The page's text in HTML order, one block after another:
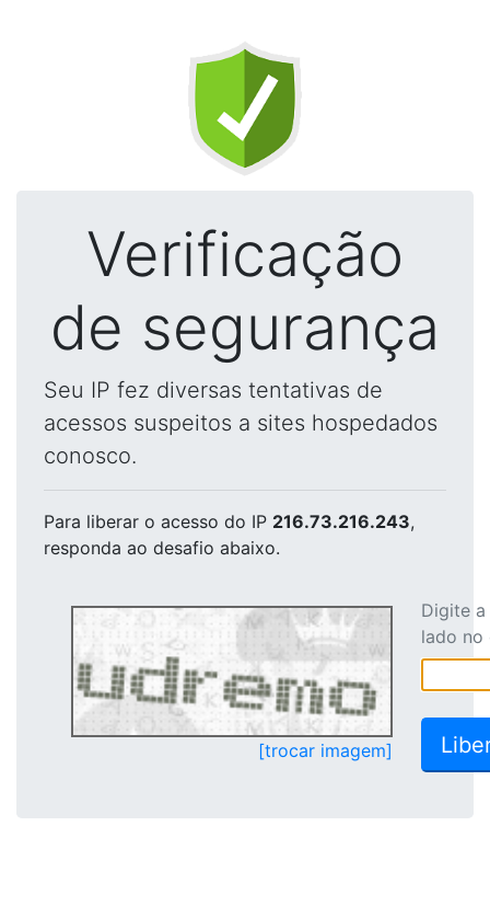
Verificação
de segurança
Seu IP fez diversas tentativas de
acessos suspeitos a sites hospedados
conosco.
Para liberar o acesso do IP 216.73.216.243,
responda ao desafio abaixo.
[trocar imagem]
Digite
lado no